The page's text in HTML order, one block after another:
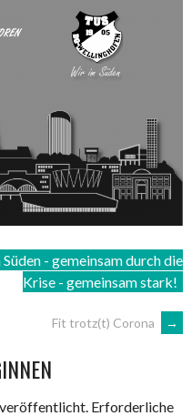
- gemeinsam durch die
Krise - gemeinsam stark!
Fit trotz(t) Corona →
Erforderliche